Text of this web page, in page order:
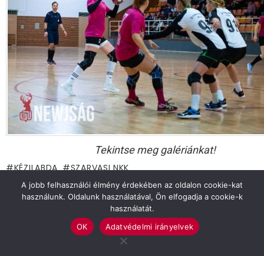
Tekintse meg galériánkat!
KÉZILABDA SZARVASI NKK
Previous article
Esthajnal ’21: Holnap csapon a Szent András
Sörfőzde karácsonyi meglepetése
A jobb felhasználói élmény érdekében az oldalon cookie-kat
használunk. Oldalunk használatával, Ön elfogadja a cookie-k
használatát.
OK
Adatvédelmi irányelvek